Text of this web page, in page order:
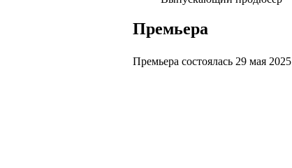
Премьера
Премьера состоялась 29 мая 2025